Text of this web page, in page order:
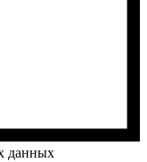
данных